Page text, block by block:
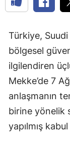
Türkiye,
bölgesel
ilgilendiren
Mekke’de 7
anlaşmanın
birine yönelik
yapılmış